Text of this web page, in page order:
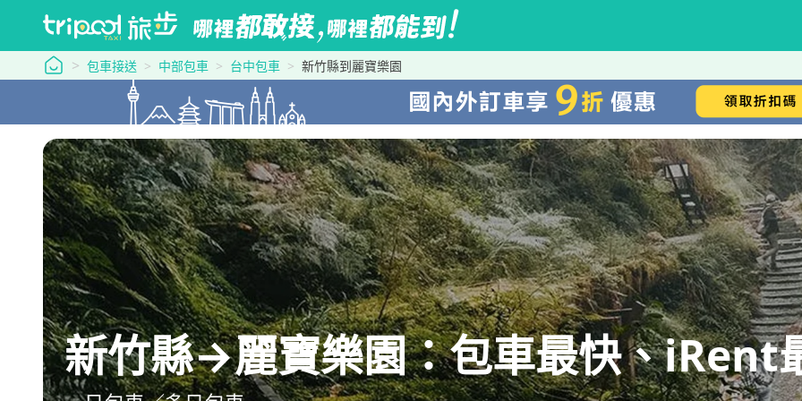
tripool 旅步
包車接送 中部包車 台中包車 新竹縣到麗寶樂園
新竹縣→麗寶樂園：包車最快、iRent